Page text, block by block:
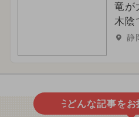
竜が
木陰
静
どんな記事をお